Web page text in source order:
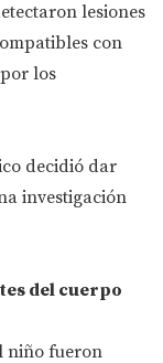
lesiones
con
los
decidió dar
investigación
del cuerpo
niño fueron